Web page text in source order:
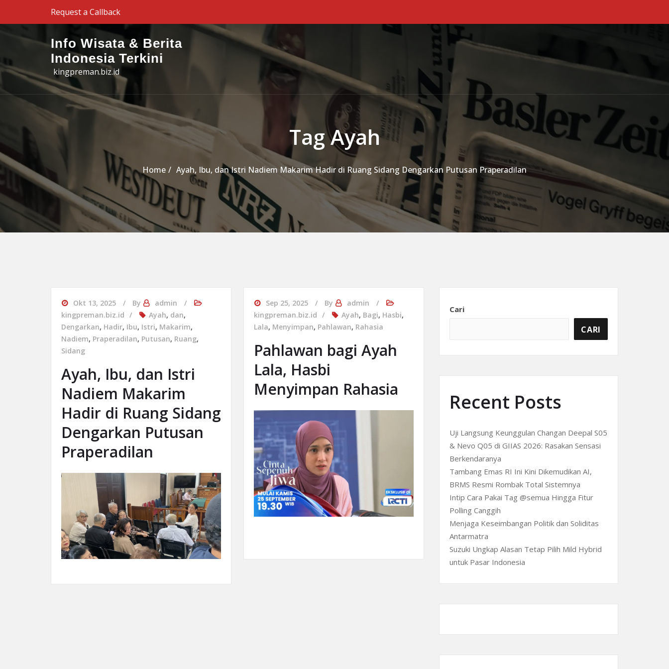
Skip to the contentRequest a Callback
Info Wisata & Berita
Indonesia Terkini
kingpreman.biz.id
Tag Ayah
Home Ayah, Ibu, dan Istri Nadiem Makarim Hadir di Ruang Sidang Dengarkan Putusan Praperadilan
Okt 13, 2025 By
admin
kingpreman.biz.id
Ayah, dan,
Dengarkan, Hadir, Ibu, Istri, Makarim,
Nadiem, Praperadilan, Putusan, Ruang,
Sidang
Ayah, Ibu, dan Istri
Nadiem Makarim
Hadir di Ruang Sidang
Dengarkan Putusan
Praperadilan
Sep 25, 2025 By
admin
kingpreman.biz.id
Ayah, Bagi, Hasbi,
Lala, Menyimpan, Pahlawan, Rahasia
Pahlawan bagi Ayah
Lala, Hasbi
Menyimpan Rahasia
Cari
CARI
Recent Posts
Uji Langsung Keunggulan Changan Deepal S05
& Nevo Q05 di GIIAS 2026: Rasakan Sensasi
Berkendaranya
Tambang Emas RI Ini Kini Dikemudikan AI,
BRMS Resmi Rombak Total Sistemnya
Intip Cara Pakai Tag @semua Hingga Fitur
Polling Canggih
Menjaga Keseimbangan Politik dan Soliditas
Antarmatra
Suzuki Ungkap Alasan Tetap Pilih Mild Hybrid
untuk Pasar Indonesia